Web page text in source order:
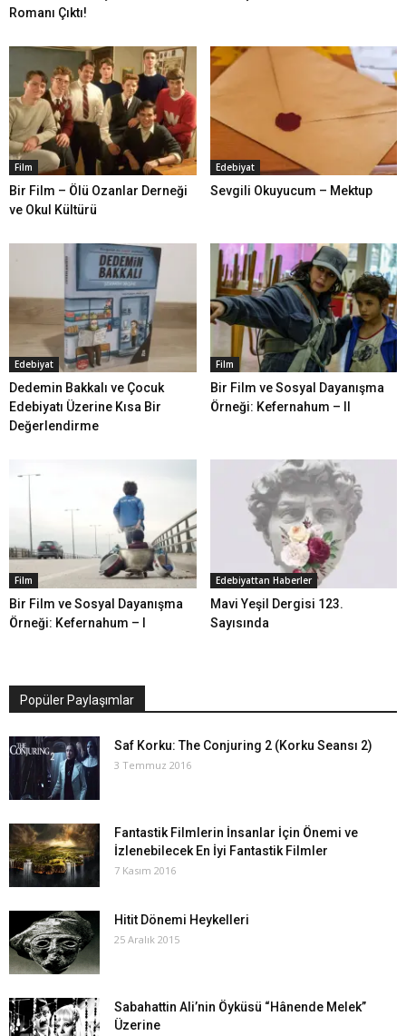
Romanı Çıktı!
Film
Bir Film – Ölü Ozanlar Derneği
ve Okul Kültürü
Edebiyat
Sevgili Okuyucum – Mektup
Edebiyat
Dedemin Bakkalı ve Çocuk
Edebiyatı Üzerine Kısa Bir
Değerlendirme
Film
Bir Film ve Sosyal Dayanışma
Örneği: Kefernahum – II
Film
Bir Film ve Sosyal Dayanışma
Örneği: Kefernahum – I
Edebiyattan Haberler
Mavi Yeşil Dergisi 123.
Sayısında
Popüler Paylaşımlar
Saf Korku: The Conjuring 2 (Korku Seansı 2)
3 Temmuz 2016
Fantastik Filmlerin İnsanlar İçin Önemi ve
İzlenebilecek En İyi Fantastik Filmler
7 Kasım 2016
Hitit Dönemi Heykelleri
25 Aralık 2015
Sabahattin Ali’nin Öyküsü “Hânende Melek”
Üzerine